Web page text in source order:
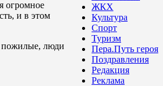
ЖКХ
Культура
Спорт
Туризм
Пера.Путь героя
Поздравления
Редакция
Реклама
огромное
и в этом
пожилые, люди